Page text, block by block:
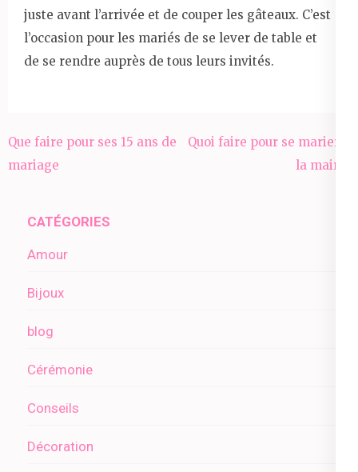
juste avant l’arrivée et de couper les gâteaux. C’est
l’occasion pour les mariés de se lever de table et
de se rendre auprès de tous leurs invités.
Navigation
de
Que faire pour ses 15 ans de
mariage
Quoi faire pour se marier a
la mairie
CATÉGORIES
Amour
Bijoux
blog
Cérémonie
Conseils
Décoration